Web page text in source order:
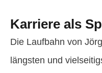
Karriere als
Die Laufbahn von
längsten und